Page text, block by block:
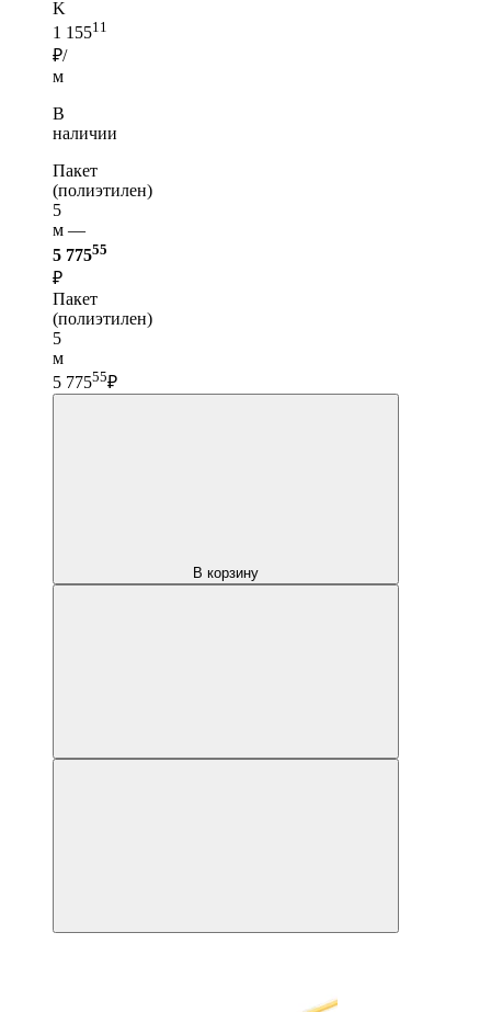
K
1 15511
₽/
м
В
наличии
Пакет
(полиэтилен)
5
м —
5 77555
₽
Пакет
(полиэтилен)
5
м
5 77555₽
В корзину